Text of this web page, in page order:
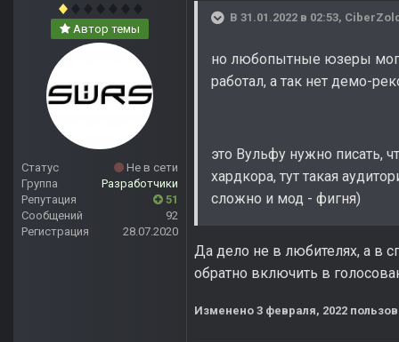
Автор темы
Статус
Не в сети
Группа
Разработчики
Репутация
51
Сообщений
92
Регистрация
28.07.2020
В 31.01.2022 в 02:53,
но любопытные юзеры
работал, а так нет демо-
это Вульфу нужно писать,
хардкора, тут такая
сложно и мод - фигня)
Да дело не в любителях, а в
обратно включить в
Изменено 3 февраля, 2022